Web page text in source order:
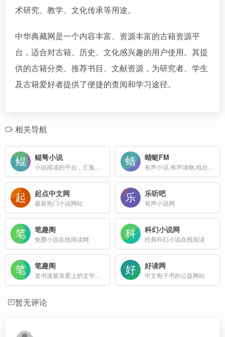
术研究、教学、文化传承等用途。
中华典藏网是一个内容丰富、资源丰富的古籍资源平
台，适合对古籍、历史、文化感兴趣的用户使用。其提
供的古籍分类、推荐书目、文献资源，为研究者、学生
及古籍爱好者提供了便捷的查阅和学习途径。
相关导航
鲲弩小说 蜻蜓FM
起点中文网
最新热门小说网站
乐听吧
有声小说网
笔趣阁
免费小说在线阅读网
科幻小说网
经典科幻小说在线阅读
笔趣阁 好读网
中文电子书的公益网站
暂无评论